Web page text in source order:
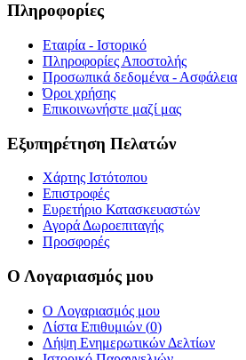
Πληροφορίες
Εταιρία - Ιστορικό
Πληροφορίες Αποστολής
Προσωπικά δεδομένα - Ασφάλεια
Όροι χρήσης
Επικοινωνήστε μαζί μας
Εξυπηρέτηση Πελατών
Χάρτης Ιστότοπου
Επιστροφές
Ευρετήριο Κατασκευαστών
Αγορά Δωροεπιταγής
Προσφορές
Ο Λογαριασμός μου
O Λογαριασμός μου
Λίστα Επιθυμιών (0)
Λήψη Ενημερωτικών Δελτίων